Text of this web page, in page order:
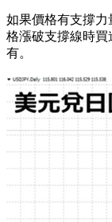
如果價格有支撐
格漲破支撐線時
有。